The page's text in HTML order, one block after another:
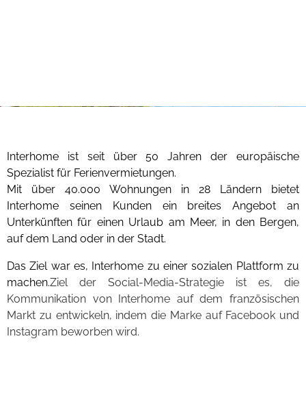
Interhome ist seit über 50 Jahren der europäische
Spezialist für Ferienvermietungen.
Mit über 40.000 Wohnungen in 28 Ländern bietet
Interhome seinen Kunden ein breites Angebot an
Unterkünften für einen Urlaub am Meer, in den Bergen,
auf dem Land oder in der Stadt.
Das Ziel war es, Interhome zu einer sozialen Plattform zu
machen.Ziel der Social-Media-Strategie ist es, die
Kommunikation von Interhome auf dem französischen
Markt zu entwickeln, indem die Marke auf Facebook und
Instagram beworben wird.